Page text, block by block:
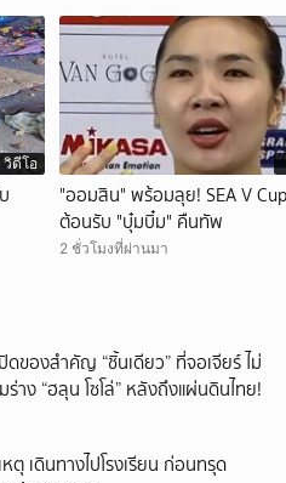
วิดีโอ
"ออมสิน" พร้อมลุย! SEA V
ต้อนรับ "บุ๋มบิ๋ม" คืนทัพ
2 ชั่วโมงที่ผ่านมา
ดของสำคัญ “ชิ้นเดียว” ที่จอเจียร์ ไม่
าง “ฮลุน โซโล่” หลังถึงแผ่นดินไทย!
ตุ เดินทางไปโรงเรียน ก่อนทรุด